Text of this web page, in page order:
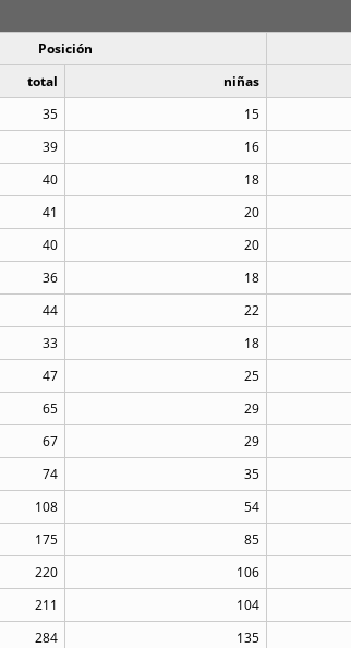
Posición
total niñas
35 15
39 16
40 18
41 20
40 20
36 18
44 22
33 18
47 25
65 29
67 29
74 35
108 54
175 85
220 106
211 104
284 135